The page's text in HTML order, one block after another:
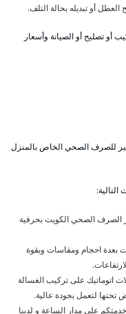
أو تبديله بحالة التلف.
أو تصليح أو الصيانة وأسعار
للصرف الصحي الخاص بالمنزل
الصرف الصحي الكويت بحرفية
احجام ومقاسات وبقوة
على تركيب الغسالة
تحتها لتعمل بجودة عالية.
على مدار الساعة و لدينا